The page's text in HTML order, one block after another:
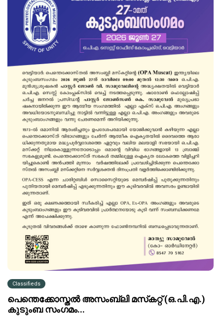
Classifieds
പെന്തെക്കോസ്തൽ അസംബ്ലി മസ്‌കറ്റ് (ഒ.പി.എ.)
കുടുംബ സംഗമം...